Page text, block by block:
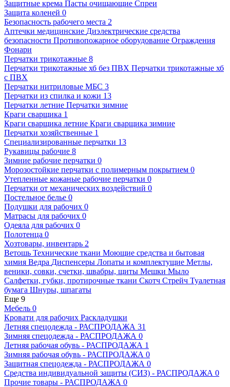
Защитные крема Пасты очищающие Спреи
Защита коленей 0
Безопасность рабочего места 2
Аптечки медицинские Диэлектрические средства
безопасности Противопожарное оборудование Ограждения
Фонари
Перчатки трикотажные 8
Перчатки трикотажные хб без ПВХ Перчатки трикотажные хб
с ПВХ
Перчатки нитриловые МБС 3
Перчатки из спилка и кожи 13
Перчатки летние Перчатки зимние
Краги сварщика 1
Краги сварщика летние Краги сварщика зимние
Перчатки хозяйственные 1
Специализированные перчатки 13
Рукавицы рабочие 8
Зимние рабочие перчатки 0
Морозостойкие перчатки с полимерным покрытием 0
Утепленные кожаные рабочие перчатки 0
Перчатки от механических воздействий 0
Постельное белье 0
Подушки для рабочих 0
Матрасы для рабочих 0
Одеяла для рабочих 0
Полотенца 0
Хозтовары, инвентарь 2
Ветошь Технические ткани Моющие средства и бытовая
химия Ведра Диспенсеры Лопаты и комплектущие Метлы,
веники, совки, счетки, швабры, щиты Мешки Мыло
Салфетки, губки, протирочные ткани Скотч Стрейч Туалетная
бумага Шнуры, шпагаты
Еще 9
Мебель 0
Кровати для рабочих Раскладушки
Летняя спецодежда - РАСПРОДАЖА 31
Зимняя спецодежда - РАСПРОДАЖА 0
Летняя рабочая обувь - РАСПРОДАЖА 1
Зимняя рабочая обувь - РАСПРОДАЖА 0
Защитная спецодежда - РАСПРОДАЖА 0
Средства индивидуальной защиты (СИЗ) - РАСПРОДАЖА 0
Прочие товары - РАСПРОДАЖА 0